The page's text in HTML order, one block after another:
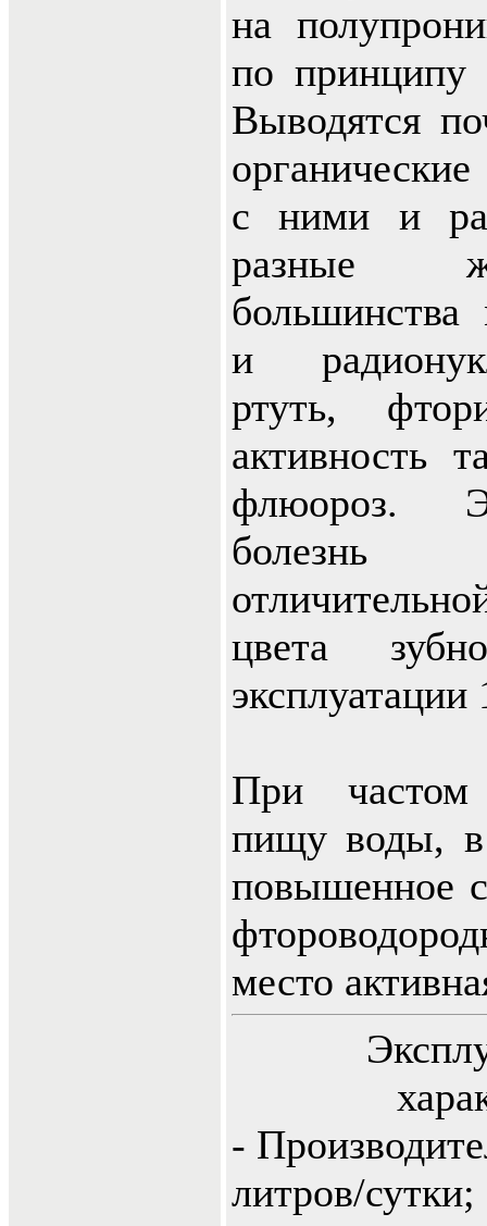
на
по принципу
Выводятся
с ними и
разные
и
ртуть,
активность
флюороз.
болезнь
цвета
эксплуатации
При частом
пищу воды, в
повышенное
место
-
литров/сутки;